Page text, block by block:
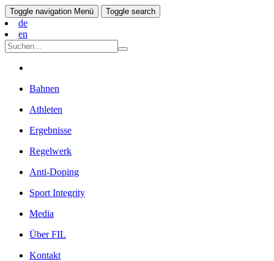
Toggle navigation Menü Toggle search
de
en
Bahnen
Athleten
Ergebnisse
Regelwerk
Anti-Doping
Sport Integrity
Media
Über FIL
Kontakt